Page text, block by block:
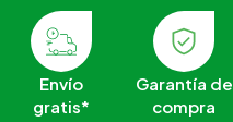
Envío
gratis*
Garantía de
compra